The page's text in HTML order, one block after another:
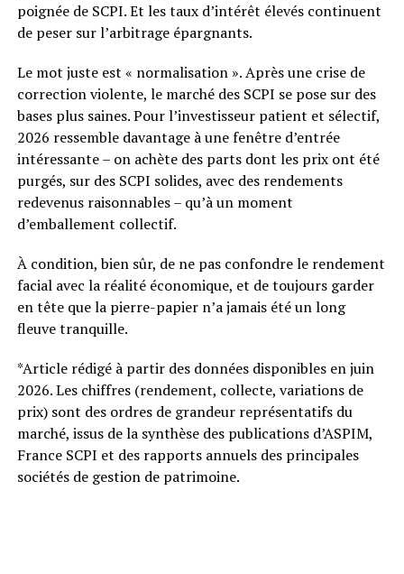
poignée de SCPI. Et les taux d’intérêt élevés continuent
de peser sur l’arbitrage épargnants.
Le mot juste est « normalisation ». Après une crise de
correction violente, le marché des SCPI se pose sur des
bases plus saines. Pour l’investisseur patient et sélectif,
2026 ressemble davantage à une fenêtre d’entrée
intéressante – on achète des parts dont les prix ont été
purgés, sur des SCPI solides, avec des rendements
redevenus raisonnables – qu’à un moment
d’emballement collectif.
À condition, bien sûr, de ne pas confondre le rendement
facial avec la réalité économique, et de toujours garder
en tête que la pierre-papier n’a jamais été un long
fleuve tranquille.
*Article rédigé à partir des données disponibles en juin
2026. Les chiffres (rendement, collecte, variations de
prix) sont des ordres de grandeur représentatifs du
marché, issus de la synthèse des publications d’ASPIM,
France SCPI et des rapports annuels des principales
sociétés de gestion de patrimoine.